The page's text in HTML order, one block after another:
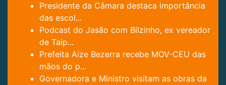
Presidente da Câmara destaca importância
das escol...
Podcast do Jasão com Bilzinho, ex vereador
de Taip...
Prefeita Aize Bezerra recebe MOV-CEU das
mãos do p...
Governadora e Ministro visitam as obras da